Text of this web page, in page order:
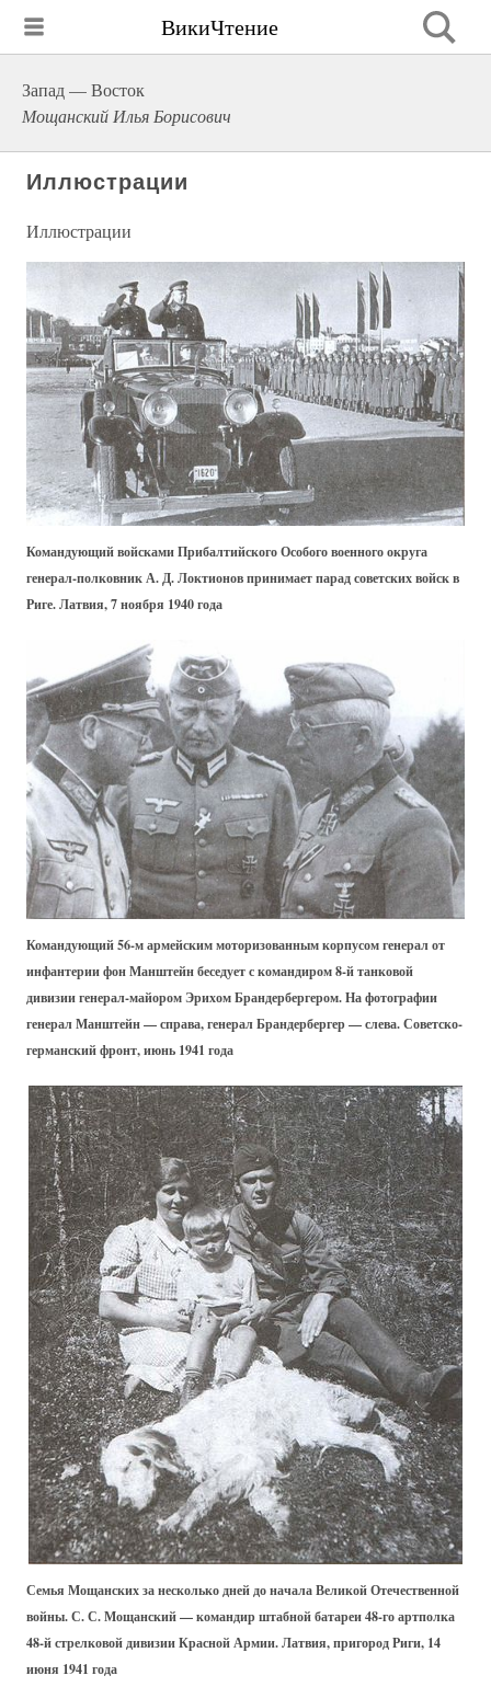
ВикиЧтение
Запад — Восток
Мощанский Илья Борисович
Иллюстрации
Иллюстрации
Командующий войсками Прибалтийского Особого военного округа
генерал-полковник А. Д. Локтионов принимает парад советских войск в
Риге. Латвия, 7 ноября 1940 года
Командующий 56-м армейским моторизованным корпусом генерал от
инфантерии фон Манштейн беседует с командиром 8-й танковой
дивизии генерал-майором Эрихом Брандербергером. На фотографии
генерал Манштейн — справа, генерал Брандербергер — слева. Советско-
германский фронт, июнь 1941 года
Семья Мощанских за несколько дней до начала Великой Отечественной
войны. С. С. Мощанский — командир штабной батареи 48-го артполка
48-й стрелковой дивизии Красной Армии. Латвия, пригород Риги, 14
июня 1941 года